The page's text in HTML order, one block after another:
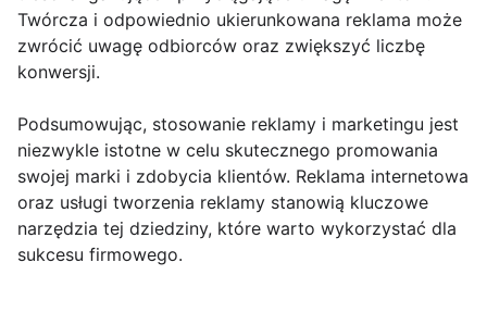
Twórcza i odpowiednio ukierunkowana reklama może
zwrócić uwagę odbiorców oraz zwiększyć liczbę
konwersji.
Podsumowując, stosowanie reklamy i marketingu jest
niezwykle istotne w celu skutecznego promowania
swojej marki i zdobycia klientów. Reklama internetowa
oraz usługi tworzenia reklamy stanowią kluczowe
narzędzia tej dziedziny, które warto wykorzystać dla
sukcesu firmowego.